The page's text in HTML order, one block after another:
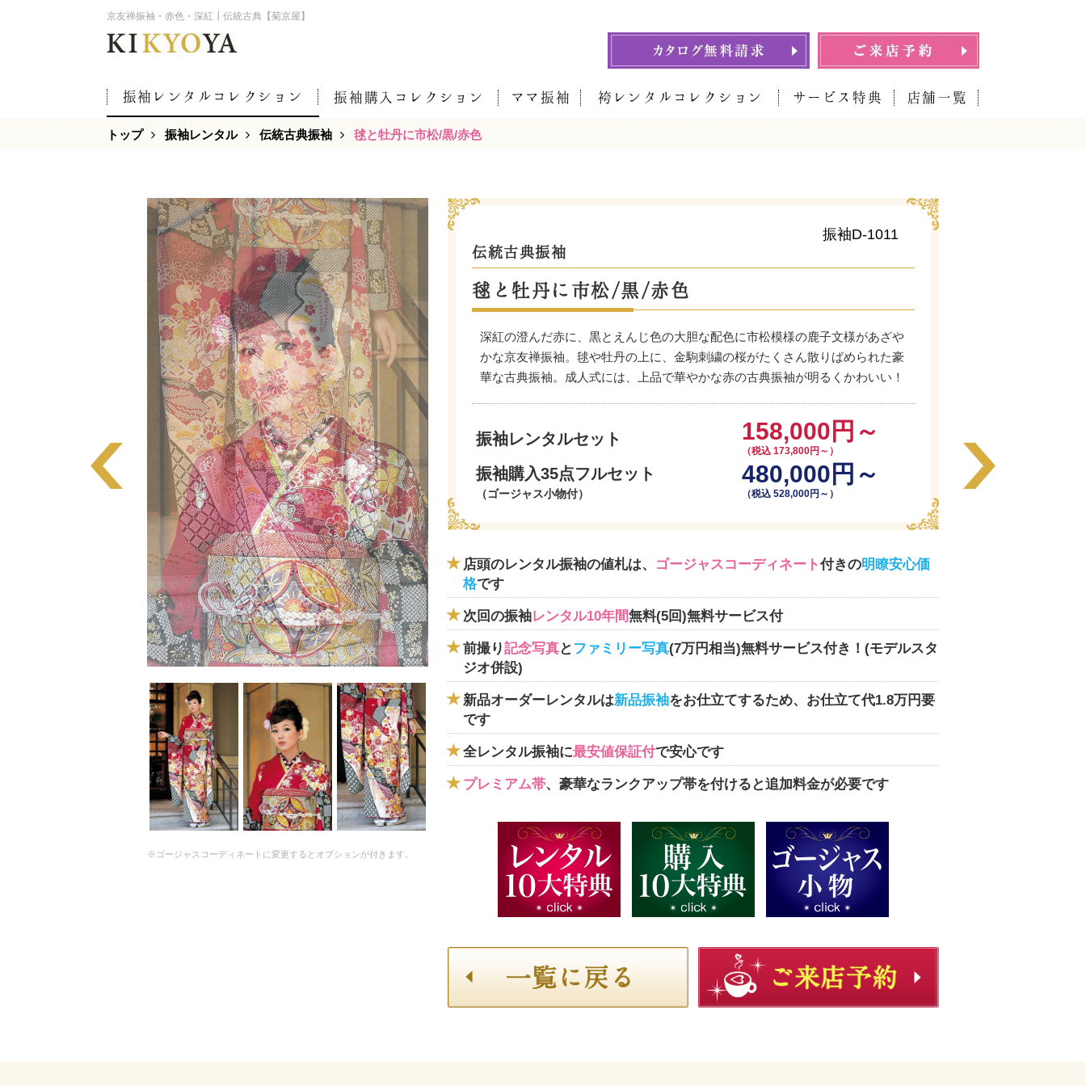
京友禅振袖・赤色・深紅┃伝統古典【菊京屋】
振袖レンタルコレクション 振袖購入コレクション ママ振袖 袴レンタルコレクション サービス特典 店舗一覧
トップ 振袖レンタル 伝統古典振袖 毬と牡丹に市松/黒/赤色
※ゴージャスコーディネートに変更するとオプションが付きます。
振袖D-1011
伝統古典振袖
毬と牡丹に市松/黒/赤色
深紅の澄んだ赤に、黒とえんじ色の大胆な配色に市松模様の鹿子文様があざや
かな京友禅振袖。毬や牡丹の上に、金駒刺繍の桜がたくさん散りばめられた豪
華な古典振袖。成人式には、上品で華やかな赤の古典振袖が明るくかわいい！
振袖レンタルセット 158,000円～
（税込 173,800円～）
振袖購入35点フルセット
（ゴージャス小物付）
480,000円～
（税込 528,000円～）
店頭のレンタル振袖の値札は、 ゴージャスコーディネート付きの明瞭安心価
格です
次回の振袖レンタル10年間無料(5回)無料サービス付
前撮り記念写真と ファミリー写真(7万円相当)無料サービス付き！(モデルスタ
ジオ併設)
新品オーダーレンタルは新品振袖をお仕立てするため、お仕立て代1.8万円要
です
全レンタル振袖に最安値保証付で安心です
プレミアム帯、豪華なランクアップ帯を付けると追加料金が必要です